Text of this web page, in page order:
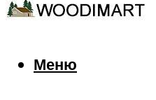
Меню
Меню